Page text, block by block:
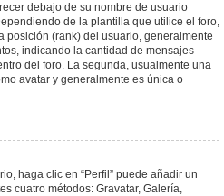
debajo de su nombre de usuario
de la plantilla que utilice el foro,
posición (rank) del usuario, generalmente
indicando la cantidad de mensajes
del foro. La segunda, usualmente una
avatar y generalmente es única o
haga clic en “Perfil” puede añadir un
cuatro métodos: Gravatar, Galería,